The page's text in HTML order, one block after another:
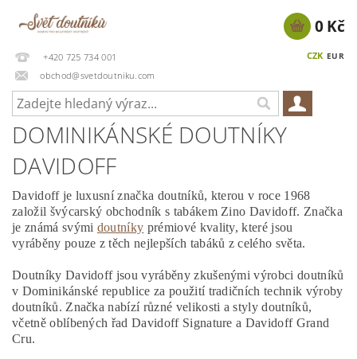
+420 725 734 001
obchod@svetdoutniku.com
CZK EUR
0 Kč
DOMINIKÁNSKÉ DOUTNÍKY
DAVIDOFF
Davidoff je luxusní značka doutníků, kterou v roce 1968
založil švýcarský obchodník s tabákem Zino Davidoff. Značka
je známá svými doutníky prémiové kvality, které jsou
vyráběny pouze z těch nejlepších tabáků z celého světa.
Doutníky Davidoff jsou vyráběny zkušenými výrobci doutníků
v Dominikánské republice za použití tradičních technik výroby
doutníků. Značka nabízí různé velikosti a styly doutníků,
včetně oblíbených řad Davidoff Signature a Davidoff Grand
Cru.